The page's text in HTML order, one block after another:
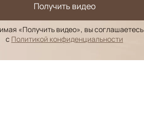
Получить видео
«Получить видео», вы соглашаетесь
с Политикой конфиденциальности